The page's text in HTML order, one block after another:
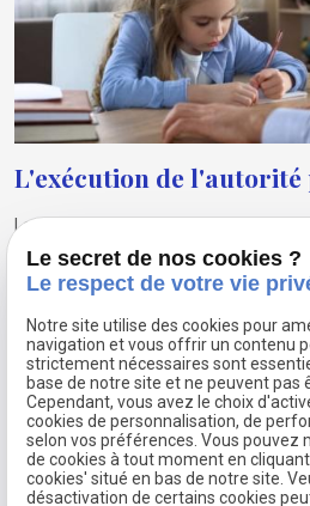
L'exécution de
Lorsque vous exercez l’
sur les différents événements
Vous avez également droit à être
l’enfant peut être chez l’un des
n’a pas la résidence principale a un
tenu d’exercer. Il a en revanche
l’entretien et à l’éducation de
alimentaire , obligation qui peut
jusqu’au premier emploi.
Le secret de nos cookies ?
Le respect de votre vie
Notre site utilise des cookies pour
navigation et vous offrir un contenu
strictement nécessaires sont
base de notre site et ne peuvent pas
Cependant, vous avez le choix
cookies de personnalisation, de
selon vos préférences. Vous pouvez
de cookies à tout moment en
cookies' situé en bas de notre site.
désactivation de certains cookies